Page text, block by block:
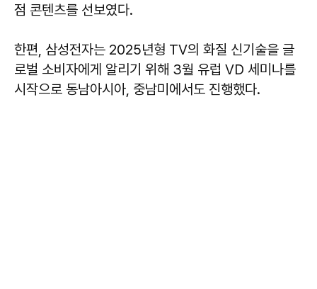
점 콘텐츠를 선보였다.
한편, 삼성전자는 2025년형 TV의 화질 신기술을 글
로벌 소비자에게 알리기 위해 3월 유럽 VD 세미나를
시작으로 동남아시아, 중남미에서도 진행했다.